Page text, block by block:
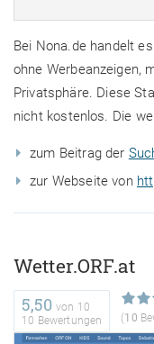
Bei Nona.de handelt
ohne Werbeanzeigen,
Privatsphäre. Diese
nicht kostenlos. Die
zum Beitrag der
zur Webseite von
Wetter.ORF.at
5,50 von 10
10 Bewertungen
(10